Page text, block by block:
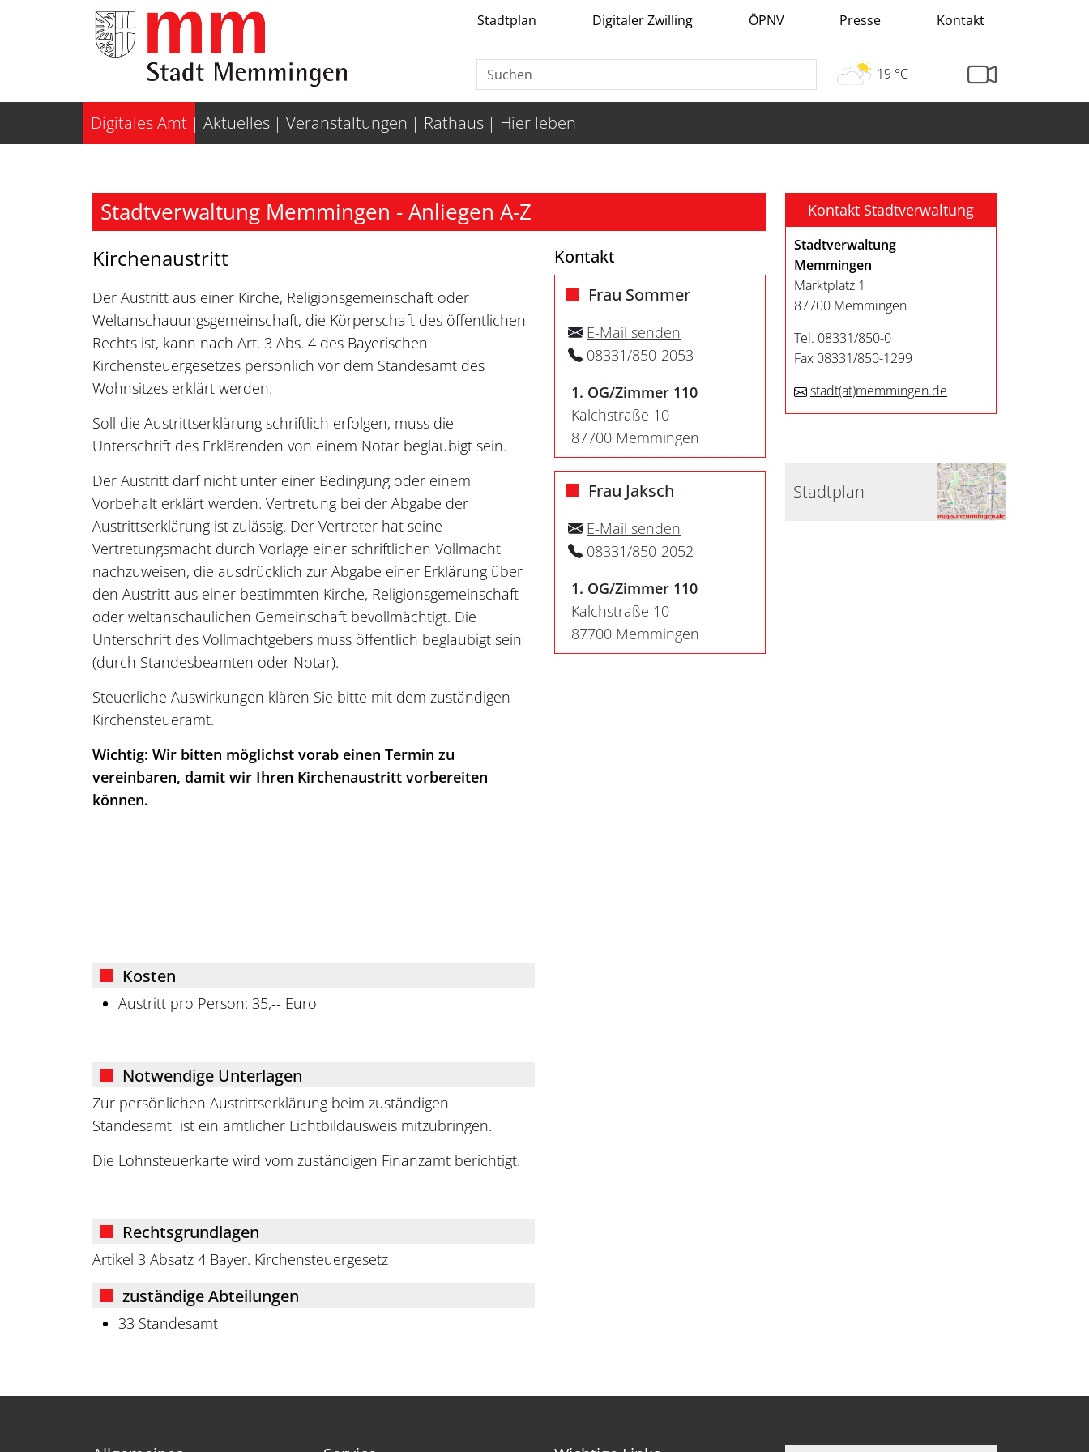
Weiter zur Navigation Weiter zum Inhalt Stadtplan Digitaler Zwilling ÖPNV Presse Kontakt
19 °C
Digitales Amt Aktuelles Veranstaltungen Rathaus Hier leben
Stadtverwaltung Memmingen - Anliegen A-Z
Kirchenaustritt
Der Austritt aus einer Kirche, Religionsgemeinschaft oder
Weltanschauungsgemeinschaft, die Körperschaft des öffentlichen
Rechts ist, kann nach Art. 3 Abs. 4 des Bayerischen
Kirchensteuergesetzes persönlich vor dem Standesamt des
Wohnsitzes erklärt werden.
Soll die Austrittserklärung schriftlich erfolgen, muss die
Unterschrift des Erklärenden von einem Notar beglaubigt sein.
Der Austritt darf nicht unter einer Bedingung oder einem
Vorbehalt erklärt werden. Vertretung bei der Abgabe der
Austrittserklärung ist zulässig. Der Vertreter hat seine
Vertretungsmacht durch Vorlage einer schriftlichen Vollmacht
nachzuweisen, die ausdrücklich zur Abgabe einer Erklärung über
den Austritt aus einer bestimmten Kirche, Religionsgemeinschaft
oder weltanschaulichen Gemeinschaft bevollmächtigt. Die
Unterschrift des Vollmachtgebers muss öffentlich beglaubigt sein
(durch Standesbeamten oder Notar).
Steuerliche Auswirkungen klären Sie bitte mit dem zuständigen
Kirchensteueramt.
Wichtig: Wir bitten möglichst vorab einen Termin zu
vereinbaren, damit wir Ihren Kirchenaustritt vorbereiten
können.
Kosten
Austritt pro Person: 35,-- Euro
Notwendige Unterlagen
Zur persönlichen Austrittserklärung beim zuständigen
Standesamt ist ein amtlicher Lichtbildausweis mitzubringen.
Die Lohnsteuerkarte wird vom zuständigen Finanzamt berichtigt.
Rechtsgrundlagen
Artikel 3 Absatz 4 Bayer. Kirchensteuergesetz
zuständige Abteilungen
33 Standesamt
Kontakt
Frau Sommer
E-Mail senden
08331/850-2053
1. OG/Zimmer 110
Kalchstraße 10
87700 Memmingen
Frau Jaksch
E-Mail senden
08331/850-2052
1. OG/Zimmer 110
Kalchstraße 10
87700 Memmingen
Kontakt Stadtverwaltung
Stadtverwaltung
Memmingen
Marktplatz 1
87700 Memmingen
Tel. 08331/850-0
Fax 08331/850-1299
stadt(at)memmingen.de
Stadtplan